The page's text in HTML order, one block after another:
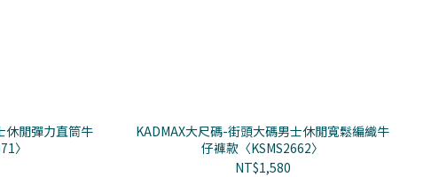
休閒彈力直筒牛
〉
KADMAX大尺碼-街頭大碼男士休閒寬鬆編織牛
仔褲款〈KSMS2662〉
NT$1,580